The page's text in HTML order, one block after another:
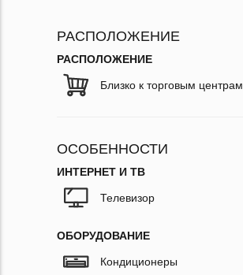
РАСПОЛОЖЕНИЕ
РАСПОЛОЖЕНИЕ
Близко к торговым центрам
ОСОБЕННОСТИ
ИНТЕРНЕТ И ТВ
Телевизор
ОБОРУДОВАНИЕ
Кондиционеры